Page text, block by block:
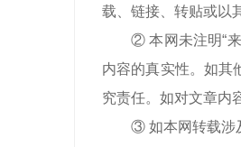
载、链接、转贴或以
② 本网未注明“
内容的真实性。如其
究责任。如对文章内
③ 如本网转载涉